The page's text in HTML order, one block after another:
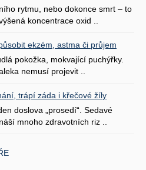
rytmu, nebo dokonce smrt – to
koncentrace oxid ..
ekzém, astma či průjem
pokožka, mokvající puchýřky.
nemusí projevit ..
trápí záda i křečové žíly
doslova „prosedí“. Sedavé
mnoho zdravotních riz ..